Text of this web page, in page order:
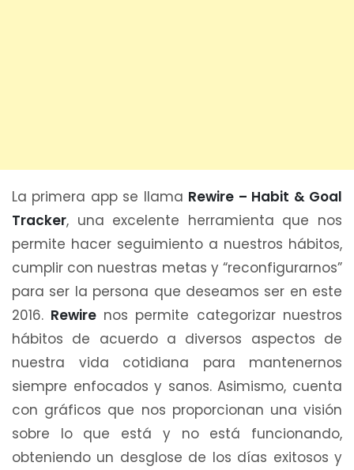
La primera app se llama Rewire – Habit & Goal
Tracker, una excelente herramienta que nos
permite hacer seguimiento a nuestros hábitos,
cumplir con nuestras metas y “reconfigurarnos”
para ser la persona que deseamos ser en este
2016. Rewire nos permite categorizar nuestros
hábitos de acuerdo a diversos aspectos de
nuestra vida cotidiana para mantenernos
siempre enfocados y sanos. Asimismo, cuenta
con gráficos que nos proporcionan una visión
sobre lo que está y no está funcionando,
obteniendo un desglose de los días exitosos y